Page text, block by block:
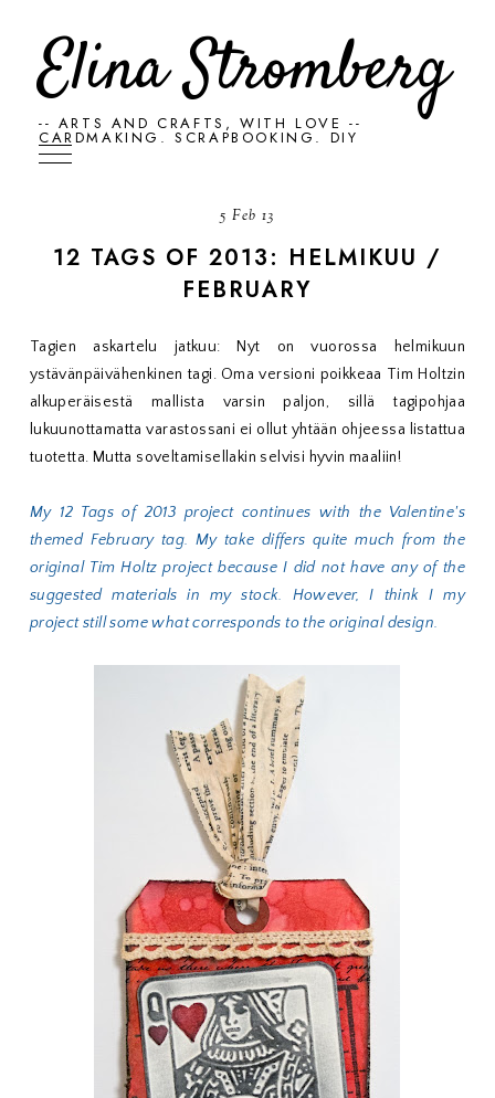
Elina Stromberg
-- ARTS AND CRAFTS, WITH LOVE --
CARDMAKING. SCRAPBOOKING. DIY
5 Feb 13
12 TAGS OF 2013: HELMIKUU /
FEBRUARY
Tagien askartelu jatkuu: Nyt on vuorossa helmikuun
ystävänpäivähenkinen tagi. Oma versioni poikkeaa Tim Holtzin
alkuperäisestä mallista varsin paljon, sillä tagipohjaa
lukuunottamatta varastossani ei ollut yhtään ohjeessa listattua
tuotetta. Mutta soveltamisellakin selvisi hyvin maaliin!
My 12 Tags of 2013 project continues with the Valentine's
themed February tag. My take differs quite much from the
original Tim Holtz project because I did not have any of the
suggested materials in my stock. However, I think I my
project still some what corresponds to the original design.